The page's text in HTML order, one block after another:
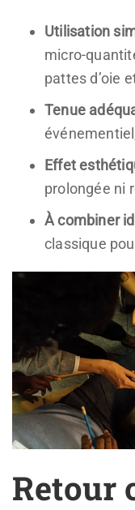
Utilisation
micro-
pattes d’oie
Tenue
Effet
prolongée ni
À combiner
classique
Retour